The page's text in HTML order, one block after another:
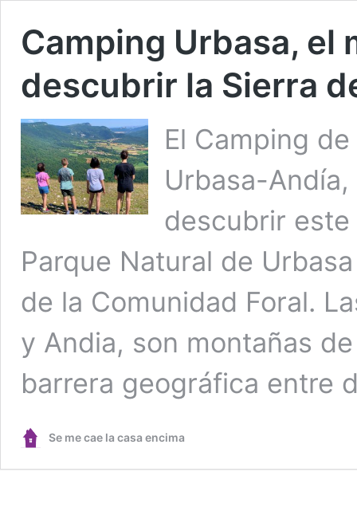
Camping Urbasa, el
descubrir la Sierra
El Camping
Urbasa-
descubrir este
Parque Natural de
de la Comunidad Foral.
y Andia, son montañas
barrera geográfica entre
Se me cae la casa encima